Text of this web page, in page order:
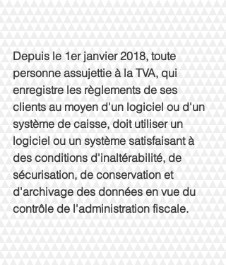
Depuis le 1er janvier 2018, toute
personne assujettie à la TVA, qui
enregistre les règlements de ses
clients au moyen d'un logiciel ou d'un
système de caisse, doit utiliser un
logiciel ou un système satisfaisant à
des conditions d'inaltérabilité, de
sécurisation, de conservation et
d'archivage des données en vue du
contrôle de l'administration fiscale.